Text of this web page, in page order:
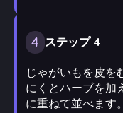
4 ステップ 4
じゃがいもを皮を
にくとハーブを加
に重ねて並べます